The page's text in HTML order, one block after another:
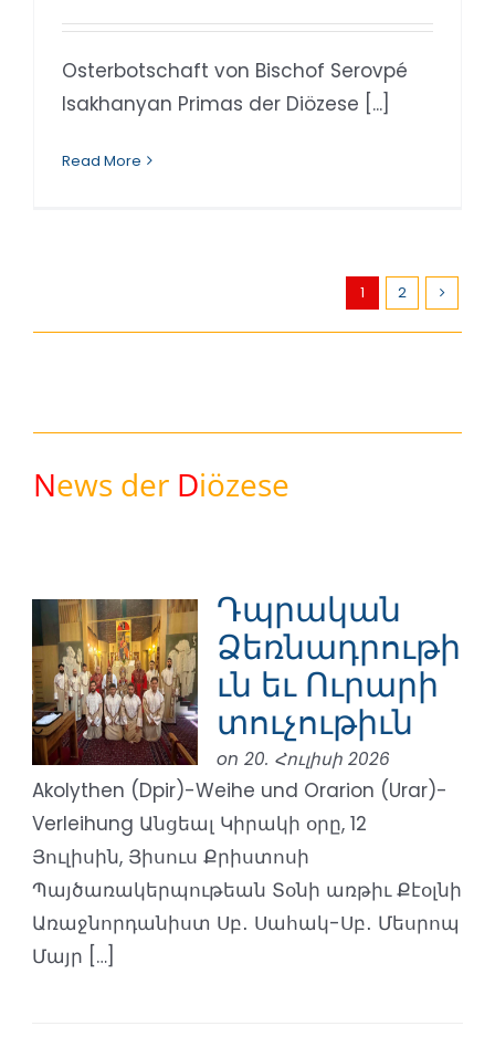
Osterbotschaft von Bischof Serovpé
Isakhanyan Primas der Diözese [...]
Read More
1 2
News der Diözese
Դպրական
Ձեռնադրութի
ւն եւ Ուրարի
տուչութիւն
on 20. Հուլիսի 2026
Akolythen (Dpir)-Weihe und Orarion (Urar)-
Verleihung Անցեալ Կիրակի օրը, 12
Յուլիսին, Յիսուս Քրիստոսի
Պայծառակերպութեան Տօնի առթիւ Քէօլնի
Առաջնորդանիստ Սբ․ Սահակ-Սբ․ Մեսրոպ
Մայր […]